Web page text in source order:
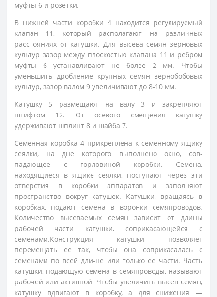
муфты 6 и розетки.
В нижней части коробки 4 находится регулируемый
клапан 11, который располагают на различных
расстояниях от катушки. Для высева семян зерновых
культур зазор между плоскостью клапана 11 и ребром
муфты 6 устанавливают не более 2 мм. Чтобы
уменьшить дробление крупных семян зернобобовых
культур, зазор валом 9 увеличивают до 8-10 мм.
Катушку 5 размещают на валу 3 и закрепляют
штифтом 12. От осевого смещения катушку
удерживают шплинт 8 и шайба 7.
Семенная коробка 4 прикреплена к семенному ящику
сеялки, на дне которого выполнено окно, сов-
падающее с горловиной коробки. Семена,
находящиеся в ящике сеялки, поступают через эти
отверстия в коробки аппаратов и заполняют
пространство вокруг катушек. Катушки, вращаясь в
коробках, подают семена в воронки семяпроводов.
Количество высеваемых семян зависит от длины
рабочей части катушки, соприкасающейся с
семенами.Конструкция катушки позволяет
перемещать ее так, чтобы она соприкасалась с
семенами по всей дли-не или только ее части. Часть
катушки, подающую семена в семяпроводы, называют
рабочей или активной. Чтобы увеличить высев семян,
катушку вдвигают в коробку, а для снижения —